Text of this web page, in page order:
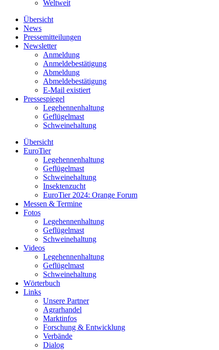
Weltweit
Übersicht
News
Pressemitteilungen
Newsletter
Anmeldung
Anmeldebestätigung
Abmeldung
Abmeldebestätigung
E-Mail existiert
Pressespiegel
Legehennenhaltung
Geflügelmast
Schweinehaltung
Übersicht
EuroTier
Legehennenhaltung
Geflügelmast
Schweinehaltung
Insektenzucht
EuroTier 2024: Orange Forum
Messen & Termine
Fotos
Legehennenhaltung
Geflügelmast
Schweinehaltung
Videos
Legehennenhaltung
Geflügelmast
Schweinehaltung
Wörterbuch
Links
Unsere Partner
Agrarhandel
Marktinfos
Forschung & Entwicklung
Verbände
Dialog